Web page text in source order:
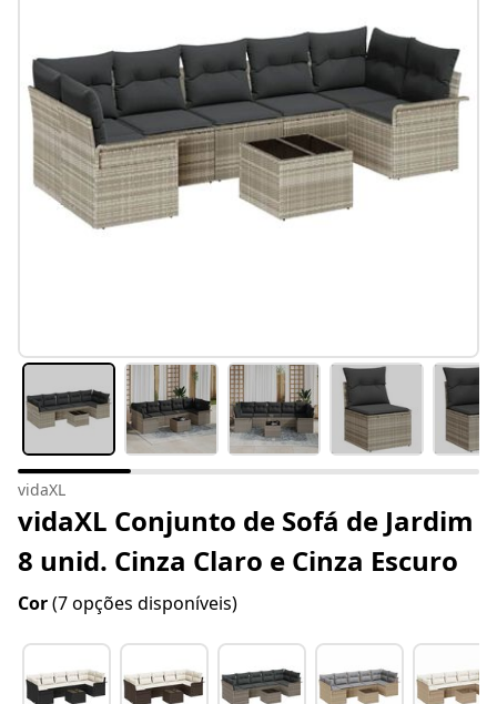
vidaXL
vidaXL Conjunto de Sofá de Jardim
8 unid. Cinza Claro e Cinza Escuro
Cor(7 opções disponíveis)